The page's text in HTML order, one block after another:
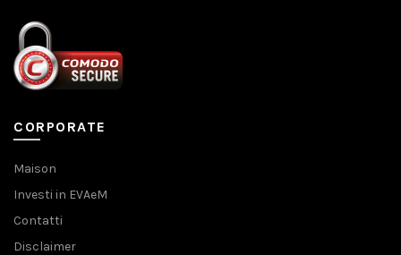
CORPORATE
Maison
Investi in EVAeM
Contatti
Disclaimer